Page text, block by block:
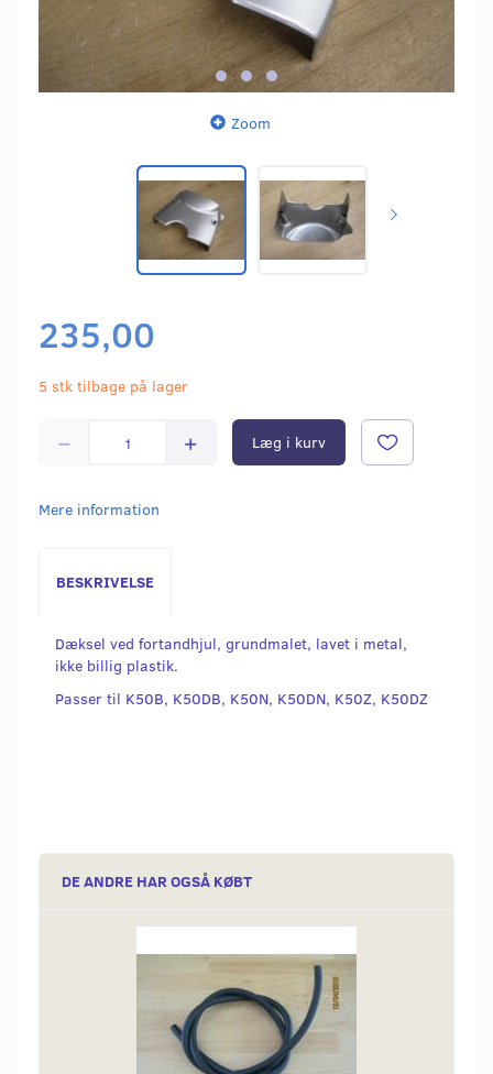
Zoom
235,00
5 stk tilbage på lager
Læg i kurv
Mere information
BESKRIVELSE
Dæksel ved fortandhjul, grundmalet, lavet i metal,
ikke billig plastik.
Passer til K50B, K50DB, K50N, K50DN, K50Z, K50DZ
DE ANDRE HAR OGSÅ KØBT